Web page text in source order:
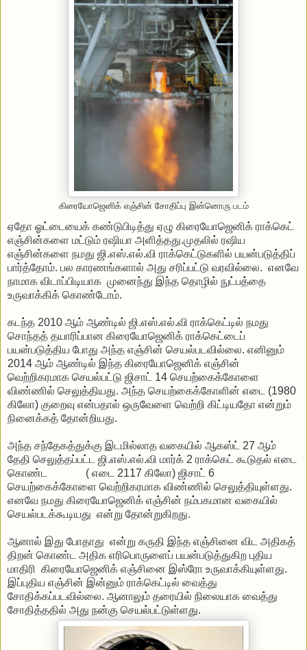
கிரையோஜெனிக் எஞ்சின் சோதிப்பு இன்னொரு படம்
ஏதோ ஓட்டையைக் கண்டுபிடித்து ஏழு கிரையோஜெனிக் ராக்கெட்
எஞ்சின்களை மட்டும் ரஷியா அளித்தது.முதலில் ரஷிய
எஞ்சின்களை நமது ஜி.எஸ்.எல்.வி ராக்கெட்டுகளில் பயன்படுத்திப்
பார்த்தோம். பல காரணங்களால் அது சரிப்பட்டு வரவில்லை. எனவே
நாமாக விடாப்பிடியாக முனைந்து இந்த தொழில் நுட்பத்தை
உருவாக்கிக் கொண்டோம்.
கடந்த 2010 ஆம் ஆண்டில் ஜி.எஸ்.எல்.வி ராக்கெட்டில் நமது
சொந்தத் தயாரிப்பான கிரையோஜெனிக் ராக்கெட்டைப்
பயன்படுத்திய போது அந்த எஞ்சின் செயல்படவில்லை. எனினும்
2014 ஆம் ஆண்டில் இந்த கிரையோஜெனிக் எஞ்சின்
வெற்றிகரமாக செயல்பட்டு ஜிசாட் 14 செயற்கைக்கோளை
விண்ணில் செலுத்தியது. அந்த செயற்கைக்கோளின் எடை (1980
கிலோ) குறைவு என்பதால் ஒருவேளை வெற்றி கிட்டியதோ என்றும்
நினைக்கத் தோன்றியது.
அந்த சந்தேகத்துக்கு இடமில்லாத வகையில் ஆகஸ்ட் 27 ஆம்
தேதி செலுத்தப்பட்ட ஜி.எஸ்.எல்.வி மார்க் 2 ராக்கெட் கூடுதல் எடை
கொண்ட ( எடை 2117 கிலோ) ஜிசாட் 6
செயற்கைக்கோளை வெற்றிகரமாக விண்ணில் செலுத்தியுள்ளது.
எனவே நமது கிரையோஜெனிக் எஞ்சின் நம்பகமான வகையில்
செயல்படக்கூடியது என்று தோன்றுகிறது.
ஆனால் இது போதாது என்று கருதி இந்த எஞ்சினை விட அதிகத்
திறன் கொண்ட அதிக எரிபொருளைப் பயன்படுத்துகிற புதிய
மாதிரி கிரையோஜெனிக் எஞ்சினை இஸ்ரோ உருவாக்கியுள்ளது.
இப்புதிய எஞ்சின் இன்னும் ராக்கெட்டில் வைத்து
சோதிக்கப்படவில்லை. ஆனாலும் தரையில் நிலையாக வைத்து
சோதித்ததில் அது நன்கு செயல்பட்டுள்ளது.